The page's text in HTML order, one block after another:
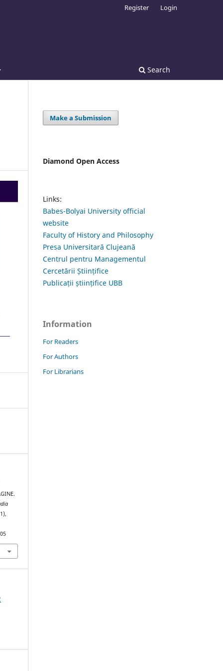
Search
Register Login
Make a Submission
Diamond Open Access
Links:
Babes-Bolyai University official
website
Faculty of History and Philosophy
Presa Universitară Clujeană
Centrul pentru Managementul
Cercetării Științifice
Publicații științifice UBB
Information
For Readers
For Authors
For Librarians